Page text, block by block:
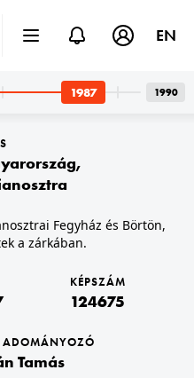
varroda.
,
Fegyház és Börtön,
a zárkában.
KÉPSZÁM
124675
ADOMÁNYOZÓ
Tamás
EN
1990
1987